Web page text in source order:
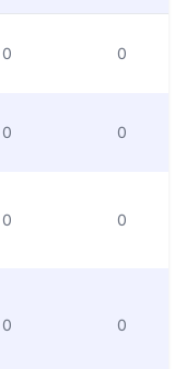
0 0
0 0
0 0
0 0